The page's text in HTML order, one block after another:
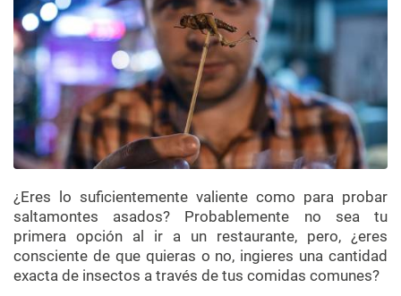
¿Eres lo suficientemente valiente como para probar
saltamontes asados? Probablemente no sea tu
primera opción al ir a un restaurante, pero, ¿eres
consciente de que quieras o no, ingieres una cantidad
exacta de insectos a través de tus comidas comunes?